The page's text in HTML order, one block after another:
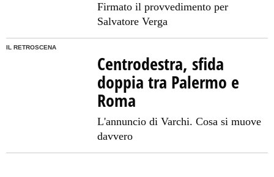
Firmato il provvedimento per
Salvatore Verga
IL RETROSCENA
Centrodestra, sfida
doppia tra Palermo e
Roma
L'annuncio di Varchi. Cosa si muove
davvero